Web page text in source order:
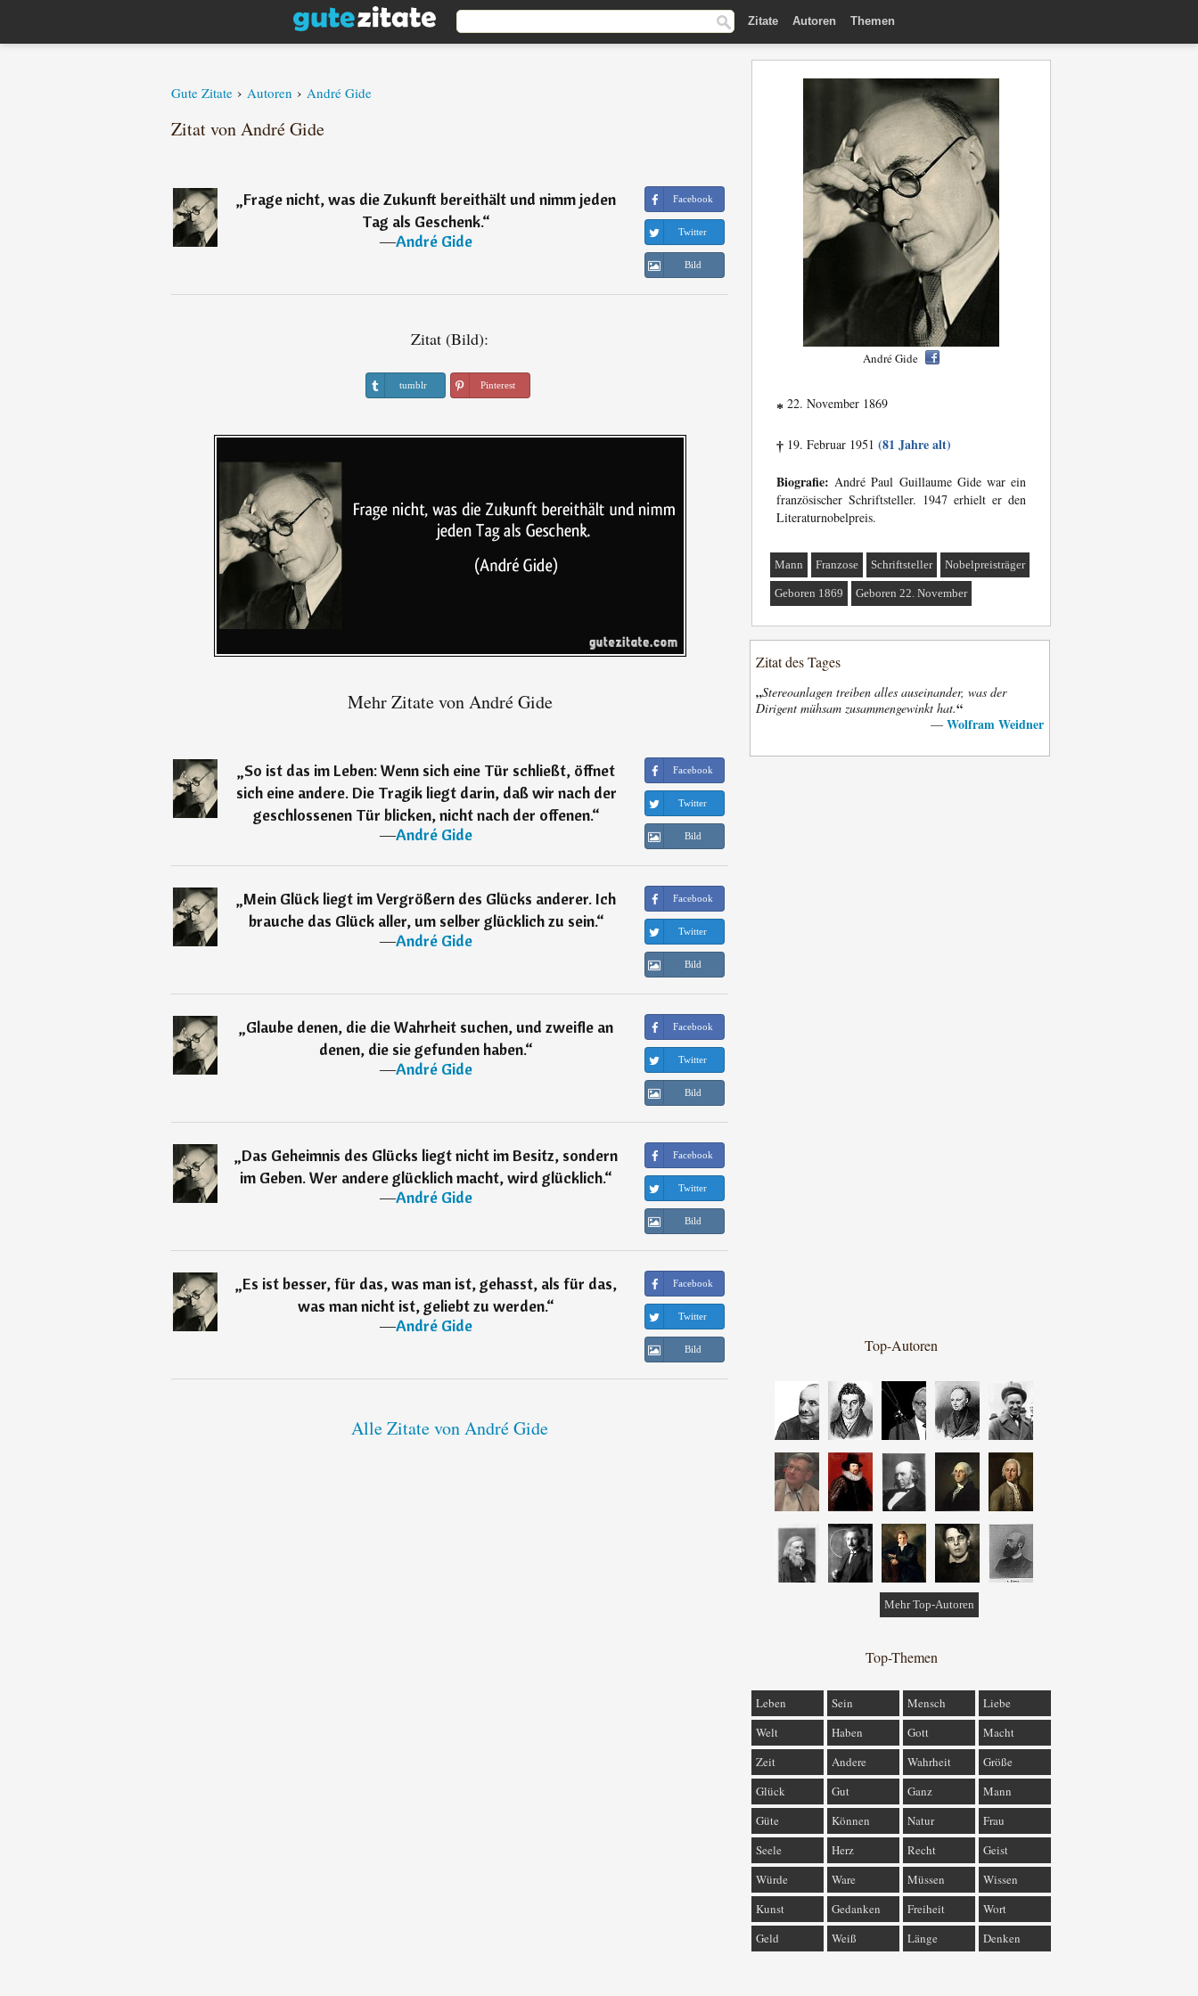
Zitate Autoren Themen
Gute Zitate › Autoren › André Gide
Zitat von André Gide
„Frage nicht, was die Zukunft bereithält und nimm jeden
Tag als Geschenk.“
―André Gide
Facebook
Twitter
Bild
Zitat (Bild):
tumblr Pinterest
Mehr Zitate von André Gide
„So ist das im Leben: Wenn sich eine Tür schließt, öffnet
sich eine andere. Die Tragik liegt darin, daß wir nach der
geschlossenen Tür blicken, nicht nach der offenen.“
―André Gide
Facebook
Twitter
Bild
„Mein Glück liegt im Vergrößern des Glücks anderer. Ich
brauche das Glück aller, um selber glücklich zu sein.“
―André Gide
Facebook
Twitter
Bild
„Glaube denen, die die Wahrheit suchen, und zweifle an
denen, die sie gefunden haben.“
―André Gide
Facebook
Twitter
Bild
„Das Geheimnis des Glücks liegt nicht im Besitz, sondern
im Geben. Wer andere glücklich macht, wird glücklich.“
―André Gide
Facebook
Twitter
Bild
„Es ist besser, für das, was man ist, gehasst, als für das,
was man nicht ist, geliebt zu werden.“
―André Gide
Facebook
Twitter
Bild
Alle Zitate von André Gide
André Gide
* 22. November 1869
† 19. Februar 1951 (81 Jahre alt)
Biografie: André Paul Guillaume Gide war ein
französischer Schriftsteller. 1947 erhielt er den
Literaturnobelpreis.
Mann Franzose Schriftsteller Nobelpreisträger
Geboren 1869 Geboren 22. November
Zitat des Tages
„Stereoanlagen treiben alles auseinander, was der
Dirigent mühsam zusammengewinkt hat.“
— Wolfram Weidner
Top-Autoren
Mehr Top-Autoren
Top-Themen
Leben Sein Mensch
Liebe
Welt
Haben Gott
Macht
Zeit
Andere Wahrheit
Größe
Glück
Gut Ganz
Mann
Güte
Können Natur
Frau
Seele
Herz Recht
Geist
Würde
Ware Müssen
Wissen
Kunst
Gedanken Freiheit
Wort
Geld
Weiß Länge Denken